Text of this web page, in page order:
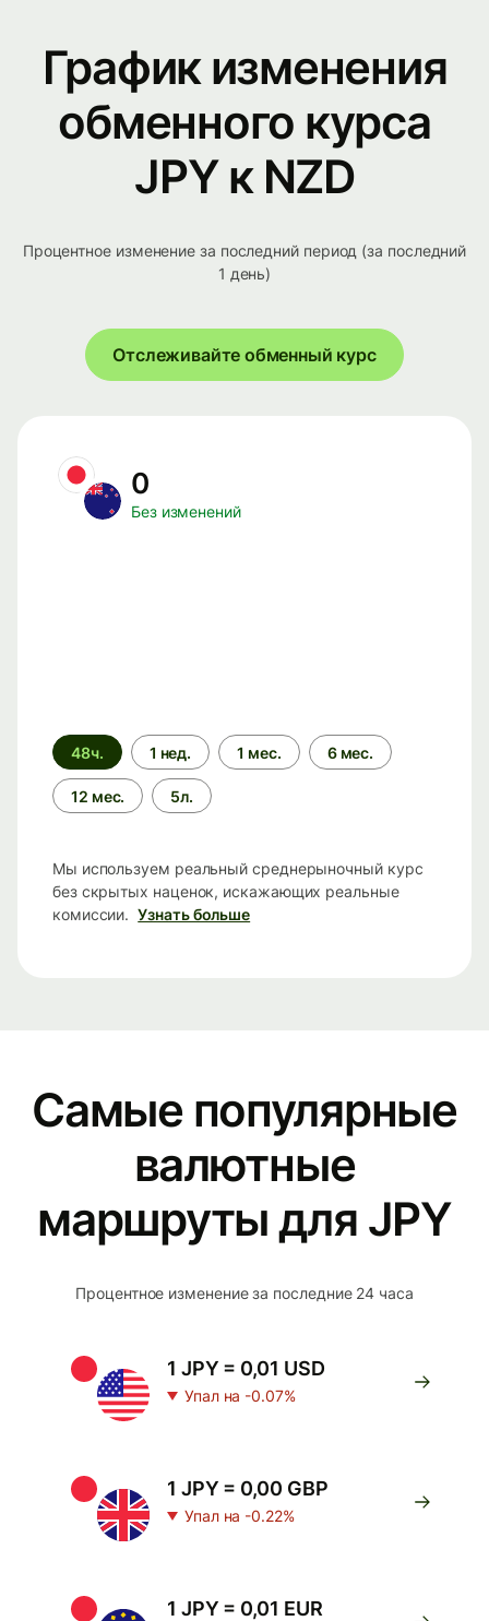
График изменения
обменного курса
JPY к NZD
Процентное изменение за последний период (за последний
1 день)
Отслеживайте обменный курс
0
Без изменений
Период
времени
48ч. 1 нед. 1 мес. 6 мес.
12 мес. 5л.
Мы используем реальный среднерыночный курс
без скрытых наценок, искажающих реальные
комиссии. Узнать больше
Самые популярные
валютные
маршруты для JPY
Процентное изменение за последние 24 часа
1 JPY = 0,01 USD
Упал на -0.07%
1 JPY = 0,00 GBP
Упал на -0.22%
1 JPY = 0,01 EUR